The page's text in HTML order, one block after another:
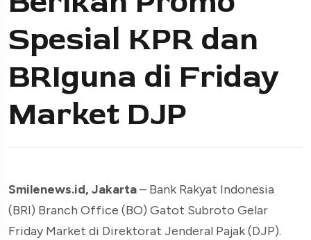
Spesial KPR dan
BRIguna di Friday
Market DJP
Smilenews.id, Jakarta– Bank Rakyat Indonesia
(BRI) Branch Office (BO) Gatot Subroto Gelar
Friday Market di Direktorat Jenderal Pajak (DJP).